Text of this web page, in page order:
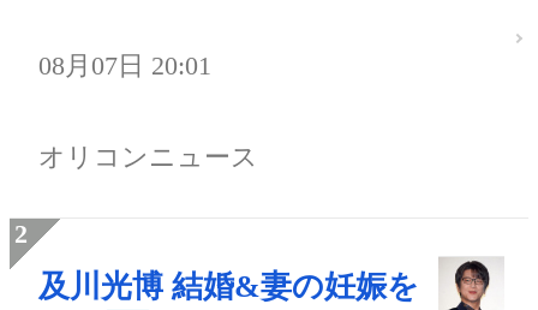
08月07日 20:01
オリコンニュース
及川光博 結婚&妻の妊娠を